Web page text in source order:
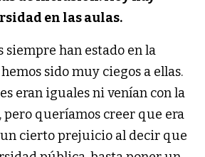
en las aulas.
siempre han estado en la
sido muy ciegos a ellas.
eran iguales ni venían con la
queríamos creer que era
cierto prejuicio al decir que